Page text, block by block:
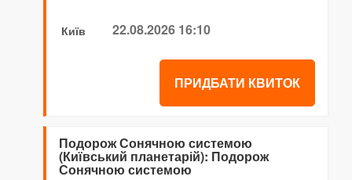
Київ 22.08.2026 16:10
ПРИДБАТИ КВИТОК
Подорож Сонячною системою
(Київський планетарій): Подорож
Сонячною системою